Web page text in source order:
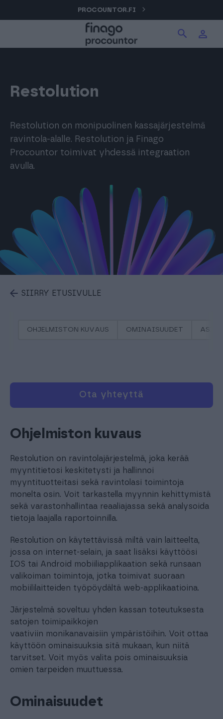
sisältöön
PROCOUNTOR.FI
Restolution
Restolution on monipuolinen kassajärjestelmä
ravintola-alalle. Restolution ja Finago
Procountor toimivat yhdessä integraation
avulla.
SIIRRY ETUSIVULLE
OHJELMISTON KUVAUS OMINAISUUDET
Ota yhteyttä
Ohjelmiston kuvaus
Restolution on ravintolajärjestelmä, joka kerää
myyntitietosi keskitetysti ja hallinnoi
myyntituotteitasi sekä ravintolasi toimintoja
monelta osin. Voit tarkastella myynnin kehittymistä
sekä varastonhallintaa reaaliajassa sekä analysoida
tietoja laajalla raportoinnilla.
Restolution on käytettävissä miltä vain laitteelta,
jossa on internet-selain, ja saat lisäksi käyttöösi
IOS tai Android mobiiliapplikaation sekä runsaan
valikoiman toimintoja, jotka toimivat suoraan
mobiililaitteiden työpöydältä web-applikaatioina.
Järjestelmä soveltuu yhden kassan toteutuksesta
satojen toimipaikkojen
vaativiin monikanavaisiin ympäristöihin. Voit ottaa
käyttöön ominaisuuksia sitä mukaan, kun niitä
tarvitset. Voit myös valita pois ominaisuuksia
omien tarpeiden muuttuessa.
Ominaisuudet
Solo
Sopimuskone
Allekirjoitus